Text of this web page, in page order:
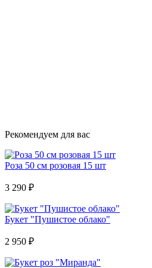
Рекомендуем для вас
Роза 50 см розовая 15 шт
3 290 ₽
Букет "Пушистое облако"
2 950 ₽